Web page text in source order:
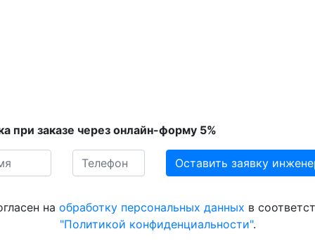
при заказе через онлайн-форму 5%
на обработку персональных данных в
"Политикой конфиденциальности".